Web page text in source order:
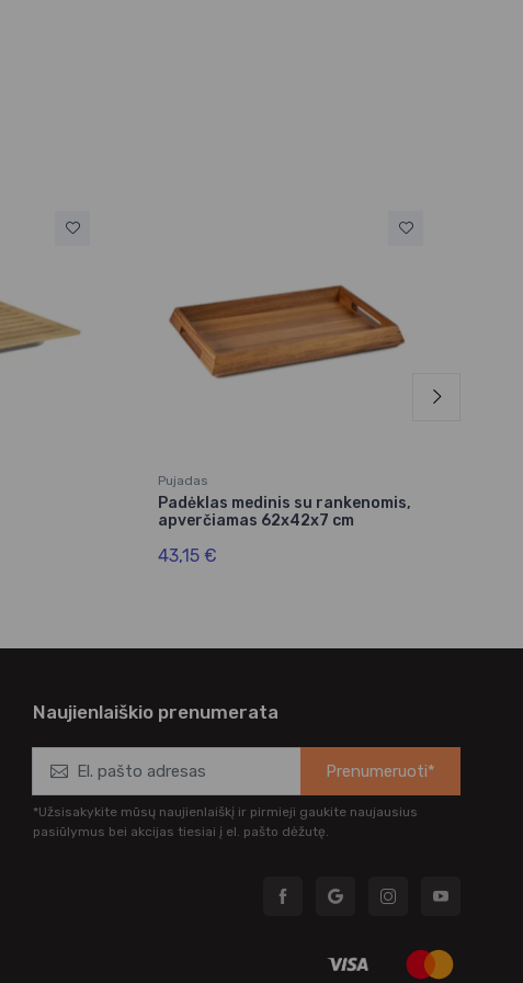
Pujadas
Padėklas medinis su rankenomis,
apverčiamas 62x42x7 cm
43,15 €
Naujienlaiškio prenumerata
Prenumeruoti*
*Užsisakykite mūsų naujienlaiškį ir pirmieji gaukite naujausius
pasiūlymus bei akcijas tiesiai į el. pašto dėžutę.